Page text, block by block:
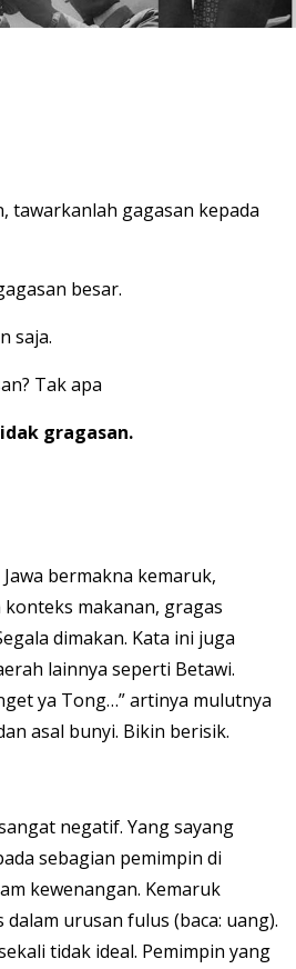
tawarkanlah gagasan kepada
besar.
saja.
Tak apa
gragasan.
bermakna kemaruk,
makanan, gragas
dimakan. Kata ini juga
lainnya seperti Betawi.
ya Tong…” artinya mulutnya
asal bunyi. Bikin berisik.
negatif. Yang sayang
sebagian pemimpin di
kewenangan. Kemaruk
dalam urusan fulus (baca: uang).
tidak ideal. Pemimpin yang